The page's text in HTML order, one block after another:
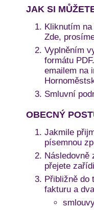
JAK SI
Kliknutím
Zde,
Vyplněním
formátu
emailem na
Smluvní
OBECNÝ
Jakmile
písemnou
Následovně
přejete
Přibližně do
fakturu a